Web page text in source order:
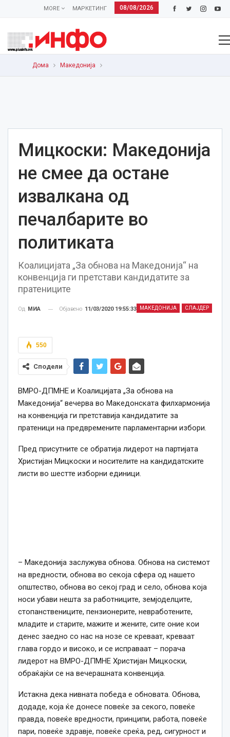
08/08/2026
МАРКЕТИНГ
MORE
Дома Македонија
Мицкоски: Македонија
не смее да остане
извалкана од
печалбарите во
политиката
Коалицијата „За обнова на Македонија“ на
конвенција ги претстави кандидатите за
пратениците
МАКЕДОНИЈА СЛАЈДЕР
Од МИА Објавено 11/03/2020 19:55:33
550
Сподели
ВМРО-ДПМНЕ и Коалицијата „За обнова на
Македонија“ вечерва во Македонската филхармонија
на конвенција ги претставија кандидатите за
пратеници на предвремените парламентарни избори.
Пред присутните се обратија лидерот на партијата
Христијан Мицкоски и носителите на кандидатските
листи во шестте изборни единици.
– Македонија заслужува обнова. Обнова на системот
на вредности, обнова во секоја сфера од нашето
општество, обнова во секој град и село, обнова која
носи убави нешта за работниците, земјоделците,
стопанствениците, пензионерите, невработените,
младите и старите, мажите и жените, сите оние кои
денес заедно со нас на нозе се креваат, креваат
глава гордо и високо, и се исправаат – порача
лидерот на ВМРО-ДПМНЕ Христијан Мицкоски,
обраќајќи се на вечерашната конвенција.
Истакна дека нивната победа е обновата. Обнова,
додаде, која ќе донесе повеќе за секого, повеќе
правда, повеќе вредности, принципи, работа, повеќе
пари, повеќе здравје, повеќе среќа, ред, сигурност и